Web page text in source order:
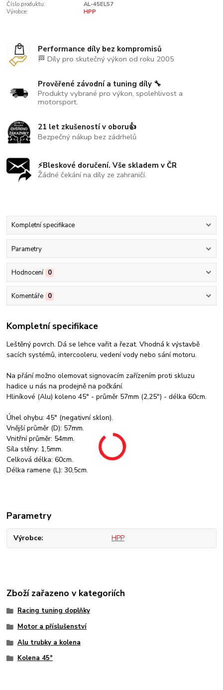
Číslo produktu:
AL-45EL57
Výrobce:
HPP
Performance díly bez kompromisů
🏁 Díly pro skutečný výkon od roku 2005
Prověřené závodní a tuning díly 🔧
Produkty vybrané pro výkon, spolehlivost a
motorsport.
21 let zkušeností v oboru👍
Bezpečný nákup bez zádrhelů
⚡Bleskové doručení. Vše skladem v ČR
Žádné čekání na díly ze zahraničí.
Kompletní specifikace
Parametry
Hodnocení 0
Komentáře 0
Kompletní specifikace
Leštěný povrch. Dá se lehce vařit a řezat. Vhodná k výstavbě
sacích systémů, intercooleru, vedení vody nebo sání motoru.
Na přání možno olemovat signovacím zařízením proti skluzu
hadice u nás na prodejně na počkání.
Hliníkové (Alu) koleno 45° - průměr 57mm (2,25") - délka 60cm.
Úhel ohybu: 45° (negativní sklon).
Vnější průměr (D): 57mm.
Vnitřní průměr: 54mm.
Síla stěny: 1,5mm.
Celková délka: 60cm.
Délka ramene (L): 30,5cm.
Parametry
Výrobce HPP
Zboží zařazeno v kategoriích
Racing tuning doplňky
Motor a příslušenství
Alu trubky a kolena
Kolena 45°